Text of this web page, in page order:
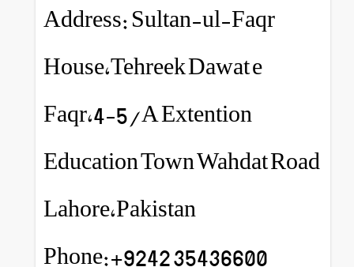
Address: Sultan-ul-Faqr
House,Tehreek Dawat e
Faqr,4-5/A Extention
Education Town Wahdat Road
Lahore,Pakistan
Phone:+9242 35436600